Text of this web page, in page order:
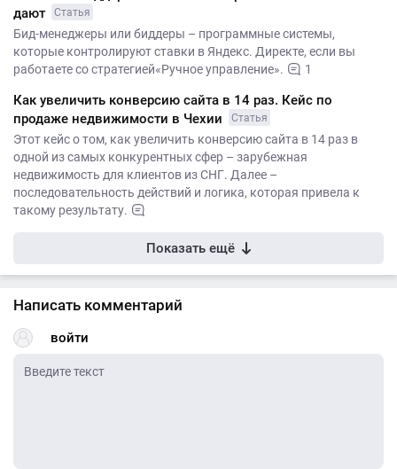
дают
Статья
Бид-менеджеры или биддеры – программные системы,
которые контролируют ставки в Яндекс. Директе, если вы
работаете со стратегией«Ручное управление».
1
Как увеличить конверсию сайта в 14 раз. Кейс по
продаже недвижимости в Чехии
Статья
Этот кейс о том, как увеличить конверсию сайта в 14 раз в
одной из самых конкурентных сфер – зарубежная
недвижимость для клиентов из СНГ. Далее –
последовательность действий и логика, которая привела к
такому результату.
Показать ещё
Написать комментарий
войти